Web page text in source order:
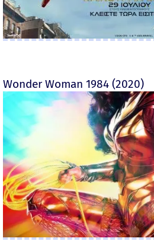
Wonder Woman 1984 (2020)